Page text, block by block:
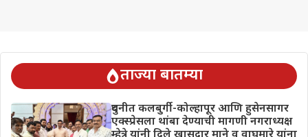
ताज्या बातम्या
दुधनीत कलबुर्गी-कोल्हापूर आणि हुसेनसागर
एक्स्प्रेसला थांबा देण्याची मागणी नगराध्यक्ष